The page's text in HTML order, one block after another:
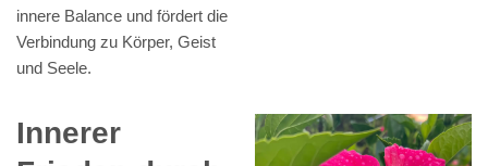
innere Balance und fördert die
Verbindung zu Körper, Geist
und Seele.
Innerer